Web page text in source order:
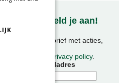
Meld je aan!
onze nieuwsbrief met acties,
conform onze
privacy policy.
E-mailadres